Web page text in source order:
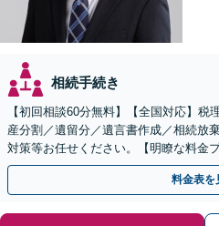
相続手続き
【初回相談60分無料】【全国対応】税
産分割／遺留分／遺言書作成／相続放
対策等お任せください。【明瞭な料金
話相談可】
料金表を